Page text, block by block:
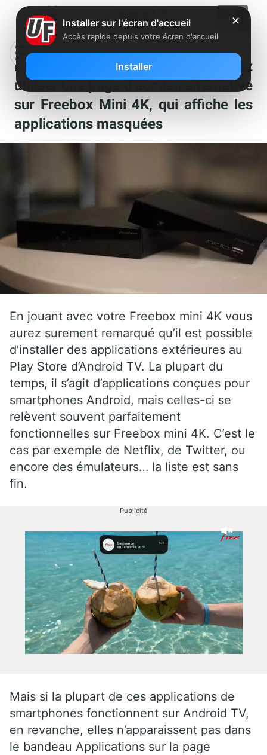
Le saviez-vous ? Vous pouvez
utiliser une page d’accueil alternative
sur Freebox Mini 4K, qui affiche les
applications masquées
En jouant avec votre Freebox mini 4K vous
aurez surement remarqué qu’il est possible
d’installer des applications extérieures au
Play Store d’Android TV. La plupart du
temps, il s’agit d’applications conçues pour
smartphones Android, mais celles-ci se
relèvent souvent parfaitement
fonctionnelles sur Freebox mini 4K. C’est le
cas par exemple de Netflix, de Twitter, ou
encore des émulateurs… la liste est sans
fin.
Publicité
Mais si la plupart de ces applications de
smartphones fonctionnent sur Android TV,
en revanche, elles n’apparaissent pas dans
le bandeau Applications sur la page
✕
Installer sur l'écran d'accueil
Accès rapide depuis votre écran d'accueil
Installer